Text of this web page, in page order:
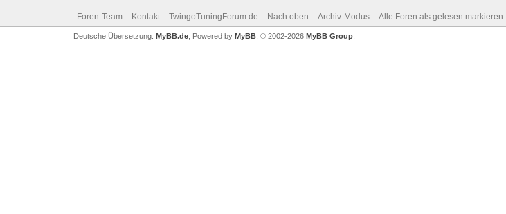
Foren-Team Kontakt TwingoTuningForum.de Nach oben Archiv-Modus Alle Foren als gelesen markieren
Deutsche Übersetzung: MyBB.de, Powered by MyBB, © 2002-2026 MyBB Group.